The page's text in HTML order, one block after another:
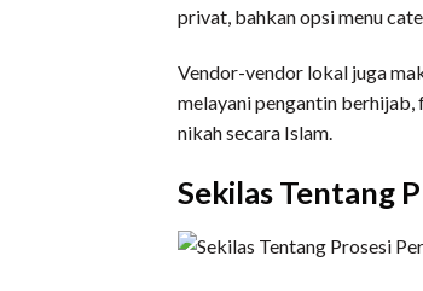
privat, bahkan opsi menu
Vendor-vendor lokal juga
melayani pengantin
nikah secara Islam.
Sekilas Tentang